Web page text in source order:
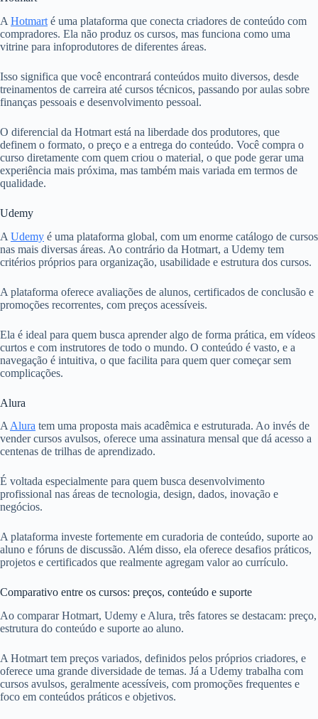
A Hotmart é uma plataforma que conecta criadores de conteúdo com
compradores. Ela não produz os cursos, mas funciona como uma
vitrine para infoprodutores de diferentes áreas.
Isso significa que você encontrará conteúdos muito diversos, desde
treinamentos de carreira até cursos técnicos, passando por aulas sobre
finanças pessoais e desenvolvimento pessoal.
O diferencial da Hotmart está na liberdade dos produtores, que
definem o formato, o preço e a entrega do conteúdo. Você compra o
curso diretamente com quem criou o material, o que pode gerar uma
experiência mais próxima, mas também mais variada em termos de
qualidade.
Udemy
A Udemy é uma plataforma global, com um enorme catálogo de cursos
nas mais diversas áreas. Ao contrário da Hotmart, a Udemy tem
critérios próprios para organização, usabilidade e estrutura dos cursos.
A plataforma oferece avaliações de alunos, certificados de conclusão e
promoções recorrentes, com preços acessíveis.
Ela é ideal para quem busca aprender algo de forma prática, em vídeos
curtos e com instrutores de todo o mundo. O conteúdo é vasto, e a
navegação é intuitiva, o que facilita para quem quer começar sem
complicações.
Alura
A Alura tem uma proposta mais acadêmica e estruturada. Ao invés de
vender cursos avulsos, oferece uma assinatura mensal que dá acesso a
centenas de trilhas de aprendizado.
É voltada especialmente para quem busca desenvolvimento
profissional nas áreas de tecnologia, design, dados, inovação e
negócios.
A plataforma investe fortemente em curadoria de conteúdo, suporte ao
aluno e fóruns de discussão. Além disso, ela oferece desafios práticos,
projetos e certificados que realmente agregam valor ao currículo.
Comparativo entre os cursos: preços, conteúdo e suporte
Ao comparar Hotmart, Udemy e Alura, três fatores se destacam: preço,
estrutura do conteúdo e suporte ao aluno.
A Hotmart tem preços variados, definidos pelos próprios criadores, e
oferece uma grande diversidade de temas. Já a Udemy trabalha com
cursos avulsos, geralmente acessíveis, com promoções frequentes e
foco em conteúdos práticos e objetivos.